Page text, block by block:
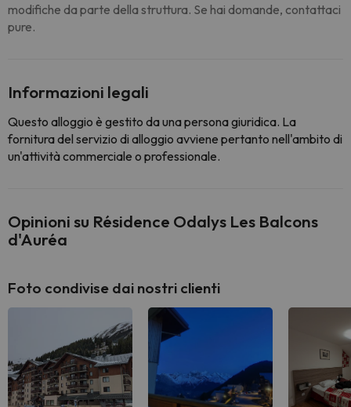
modifiche da parte della struttura. Se hai domande, contattaci
pure.
Informazioni legali
Questo alloggio è gestito da una persona giuridica. La
fornitura del servizio di alloggio avviene pertanto nell'ambito di
un'attività commerciale o professionale.
Opinioni su Résidence Odalys Les Balcons
d'Auréa
Foto condivise dai nostri clienti